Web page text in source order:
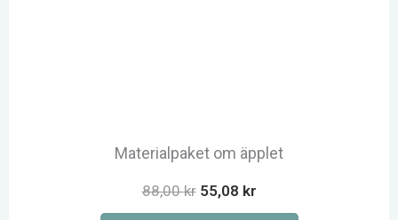
Materialpaket om äpplet
88,00kr Det
ursprungliga
55,08 krDet
nuvarande